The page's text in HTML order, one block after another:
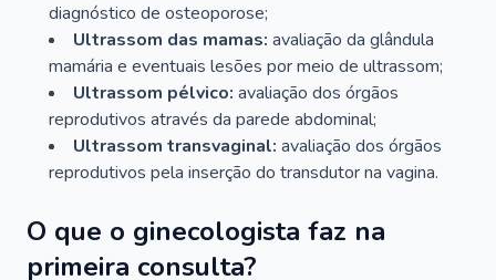
diagnóstico de osteoporose;
Ultrassom das mamas: avaliação da glândula
mamária e eventuais lesões por meio de ultrassom;
Ultrassom pélvico: avaliação dos órgãos
reprodutivos através da parede abdominal;
Ultrassom transvaginal: avaliação dos órgãos
reprodutivos pela inserção do transdutor na vagina.
O que o ginecologista faz na
primeira consulta?